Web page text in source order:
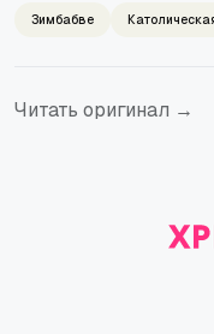
Зимбабве
Читать оригинал →